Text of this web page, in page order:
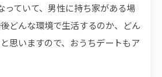
っていて、男性に持ち家がある場
どんな環境で生活するのか、どん
思いますので、おうちデートもア